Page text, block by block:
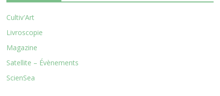
Cultiv'Art
Livroscopie
Magazine
Satellite – Évènements
ScienSea